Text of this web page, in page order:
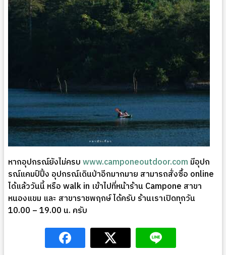
หากอุปกรณ์ยังไม่ครบwww.camponeoutdoor.com มีอุปก
รณ์แคมป์ปิ้ง อุปกรณ์เดินป่าอีกมากมาย สามารถสั่งซื้อ online
ได้แล้ววันนี้ หรือ walk in เข้าไปที่หน้าร้าน Campone สาขา
หนองแขม และ สาขาราชพฤกษ์ ได้ครับ ร้านเราเปิดทุกวัน
10.00 – 19.00 น. ครับ